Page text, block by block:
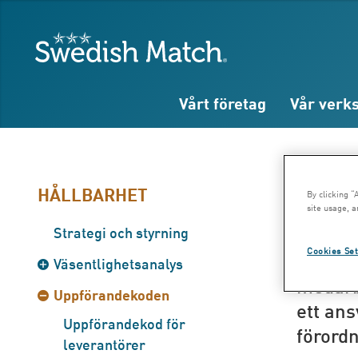
Sök
Fritext
Fritext
Swedish Match
Vårt företag Vår
HÅLLBARHET
Strategi och styrning
Väsentlighetsanalys
Uppförandekoden
Uppförandekod för
leverantörer
ett
By clicking
site usage,
Cookies